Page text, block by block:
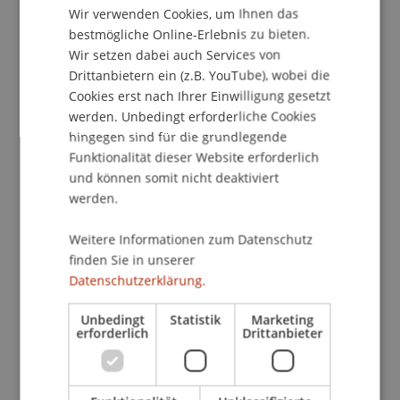
Internationales Symposium Transformationswert
der gebauten Umwelt, ETH Zürich, Switzerland.
Publikationsart
Präsentation auf wissenschaftlicher Konferenz
Prof. Dr. Daniel Stockhammer
Beteiligte Einrichtungen
Liechtenstein School of Architecture
Bauerbe und Upcycling
Wir verwenden Cookies, um Ihnen das
bestmögliche Online-Erlebnis zu bieten.
Wir setzen dabei auch Services von
Drittanbietern ein (z.B. YouTube), wobei die
Cookies erst nach Ihrer Einwilligung gesetzt
werden. Unbedingt erforderliche Cookies
hingegen sind für die grundlegende
Funktionalität dieser Website erforderlich
und können somit nicht deaktiviert
werden.
Weitere Informationen zum Datenschutz
finden Sie in unserer
Datenschutzerklärung.
Unbedingt
erforderlich
Statistik Marketing
Drittanbieter